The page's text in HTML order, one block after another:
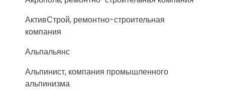
АктивСтрой, ремонтно-строительная
компания
Альпальянс
Альпинист, компания промышленного
альпинизма